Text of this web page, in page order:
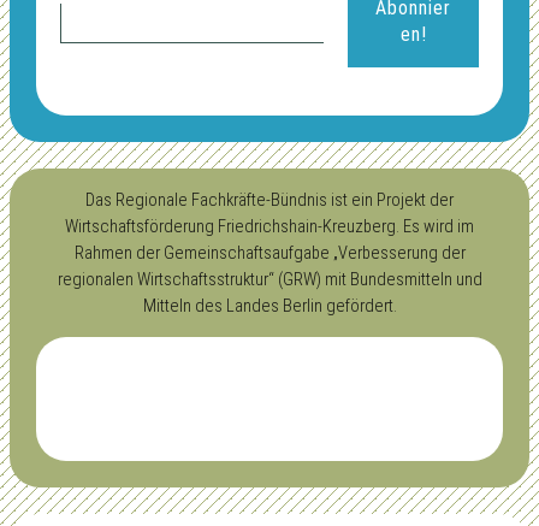
Das Regionale Fachkräfte-Bündnis ist ein Projekt der
Wirtschaftsförderung Friedrichshain-Kreuzberg. Es wird im
Rahmen der Gemeinschaftsaufgabe „Verbesserung der
regionalen Wirtschaftsstruktur“ (GRW) mit Bundesmitteln und
Mitteln des Landes Berlin gefördert.